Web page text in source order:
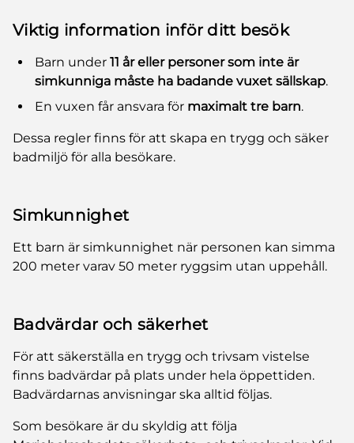
Viktig information inför ditt besök
Barn under 11 år eller personer som inte är
simkunniga måste ha badande vuxet sällskap.
En vuxen får ansvara för maximalt tre barn.
Dessa regler finns för att skapa en trygg och säker
badmiljö för alla besökare.
Simkunnighet
Ett barn är simkunnighet när personen kan simma
200 meter varav 50 meter ryggsim utan uppehåll.
Badvärdar och säkerhet
För att säkerställa en trygg och trivsam vistelse
finns badvärdar på plats under hela öppettiden.
Badvärdarnas anvisningar ska alltid följas.
Som besökare är du skyldig att följa